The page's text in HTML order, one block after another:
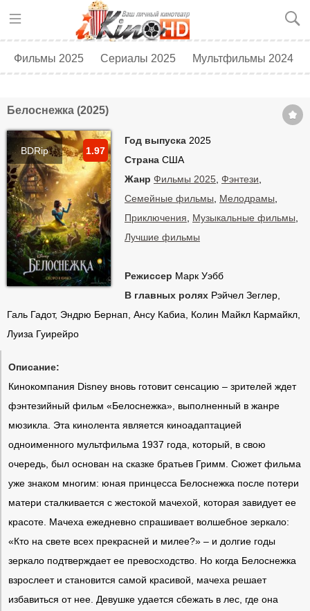
Фильмы 2025 Сериалы 2025 Мультфильмы 2024
Белоснежка (2025)
BDRip
Год выпуска 2025
Страна США
Жанр Фильмы 2025 Фэнтези
Семейные фильмы
Мелодрамы
Приключения
Музыкальные фильмы
Лучшие фильмы
Режиссер Марк Уэбб
В главных ролях Рэйчел Зеглер,
Галь Гадот, Эндрю Бернап, Ансу Кабиа, Колин Майкл Кармайкл,
Луиза Гуирейро
1.97
Описание:
Кинокомпания Disney вновь готовит сенсацию – зрителей ждет
фэнтезийный фильм «Белоснежка», выполненный в жанре
мюзикла. Эта кинолента является киноадаптацией
одноименного мультфильма 1937 года, который, в свою
очередь, был основан на сказке братьев Гримм. Сюжет фильма
уже знаком многим: юная принцесса Белоснежка после потери
матери сталкивается с жестокой мачехой, которая завидует ее
красоте. Мачеха ежедневно спрашивает волшебное зеркало:
«Кто на свете всех прекрасней и милее?» – и долгие годы
зеркало подтверждает ее превосходство. Но когда Белоснежка
взрослеет и становится самой красивой, мачеха решает
избавиться от нее. Девушке удается сбежать в лес, где она